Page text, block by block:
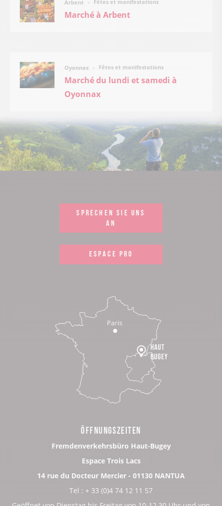
Arbent Fêtes et manifestations
Marché à Arbent
Oyonnax Fêtes et manifestations
Marché du lundi et samedi à
Oyonnax
SPRECHEN SIE UNS
AN
ESPACE PRO
ÖFFNUNGSZEITEN
Fremdenverkehrsbüro Haut-Bugey
Espace Trois Lacs
14 rue du Docteur Mercier - 01130 NANTUA
Tel : + 33 (0)4 74 12 11 57